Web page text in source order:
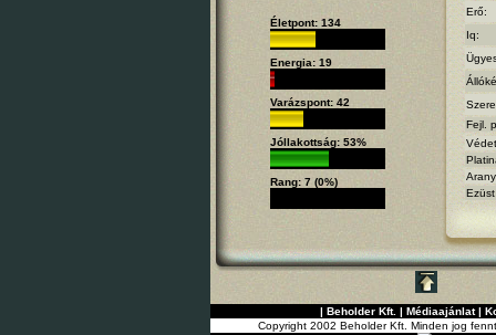
Életpont: 134
Energia: 19
Varázspont: 42
Jóllakottság: 53%
Rang: 7 (0%)
Erő:
Iq:
Fejl.
Arany
Ezüst
| Beholder Kft. | Médiaajánlat|
Copyright 2002 Beholder Kft. Minden jog